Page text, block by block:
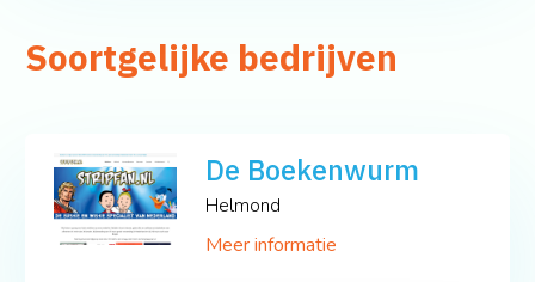
Soortgelijke bedrijven
De Boekenwurm
Helmond
Meer informatie